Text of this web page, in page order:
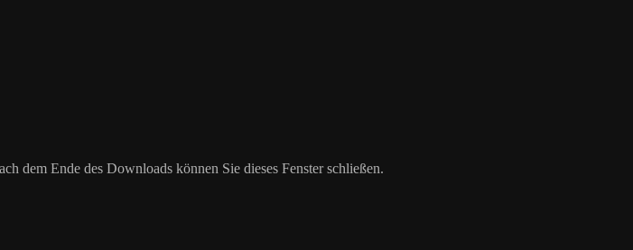
dem Ende des Downloads können Sie dieses Fenster schließen.